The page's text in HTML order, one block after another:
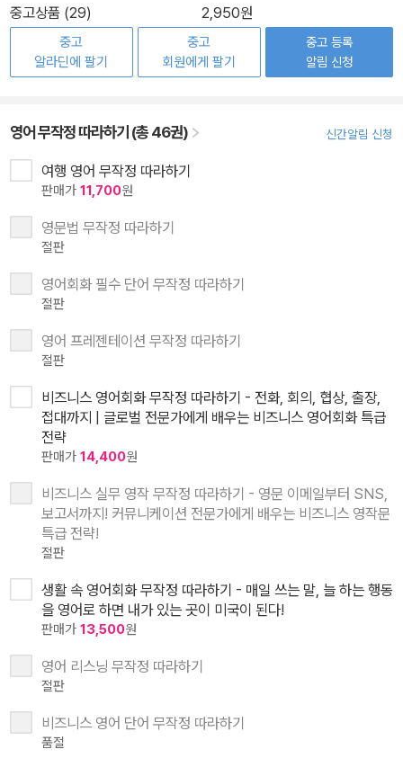
중고상품 (29) 2,950원
중고
알라딘에 팔기
중고
회원에게 팔기
중고 등록
알림 신청
영어 무작정 따라하기 (총 46권) 신간알림 신청
여행 영어 무작정 따라하기
판매가 11,700원
영문법 무작정 따라하기
절판
영어회화 필수 단어 무작정 따라하기
절판
영어 프레젠테이션 무작정 따라하기
절판
비즈니스 영어회화 무작정 따라하기 - 전화, 회의, 협상, 출장,
접대까지 | 글로벌 전문가에게 배우는 비즈니스 영어회화 특급
전략
판매가 14,400원
비즈니스 실무 영작 무작정 따라하기 - 영문 이메일부터 SNS,
보고서까지! 커뮤니케이션 전문가에게 배우는 비즈니스 영작문
특급 전략!
절판
생활 속 영어회화 무작정 따라하기 - 매일 쓰는 말, 늘 하는 행동
을 영어로 하면 내가 있는 곳이 미국이 된다!
판매가 13,500원
영어 리스닝 무작정 따라하기
절판
비즈니스 영어 단어 무작정 따라하기
품절